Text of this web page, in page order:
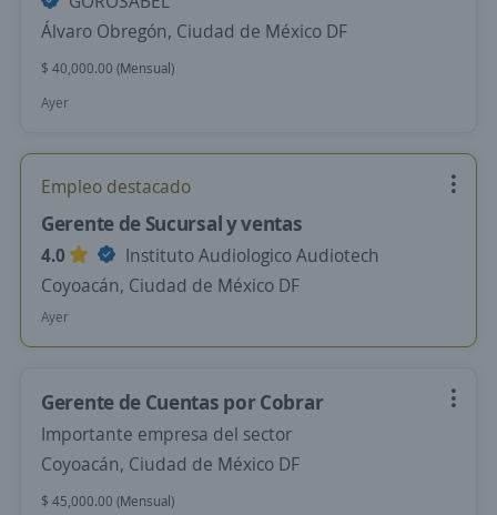
Álvaro Obregón, Ciudad de México DF
$ 40,000.00 (Mensual)
Ayer
Empleo destacado
Gerente de Sucursal y ventas
4.0
Instituto Audiologico Audiotech
Coyoacán, Ciudad de México DF
Ayer
Gerente de Cuentas por Cobrar
Importante empresa del sector
Coyoacán, Ciudad de México DF
$ 45,000.00 (Mensual)